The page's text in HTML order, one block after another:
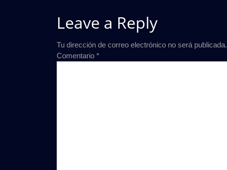
Leave a Reply
Tu dirección de correo electrónico no será publicada.
Comentario *